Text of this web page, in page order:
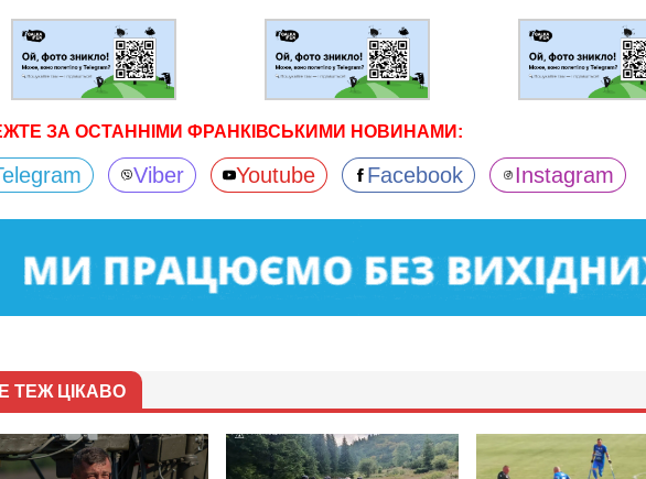
ЗА ОСТАННІМИ ФРАНКІВСЬКИМИ НОВИНАМИ:
Viber Youtube Facebook Instagram
ТЕЖ ЦІКАВО